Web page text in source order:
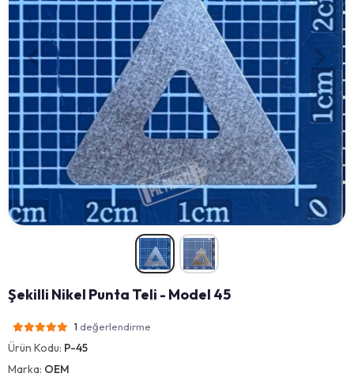
Şekilli Nikel Punta Teli - Model 45
1 değerlendirme
Ürün Kodu: P-45
Marka: OEM